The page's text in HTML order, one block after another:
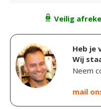
Veilig
Heb je
Wij
Neem
mail